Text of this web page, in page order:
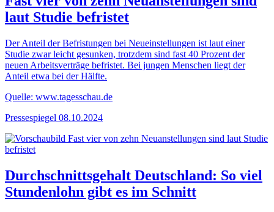
laut Studie befristet
Der Anteil der Befristungen bei Neueinstellungen ist laut einer
Studie zwar leicht gesunken, trotzdem sind fast 40 Prozent der
neuen Arbeitsverträge befristet. Bei jungen Menschen liegt der
Anteil etwa bei der Hälfte.
Quelle: www.tagesschau.de
Pressespiegel 08.10.2024
Durchschnittsgehalt Deutschland: So viel
Stundenlohn gibt es im Schnitt